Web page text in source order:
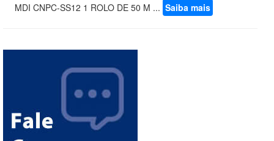
MDI CNPC-SS12 1 ROLO DE 50 M ... Saiba mais